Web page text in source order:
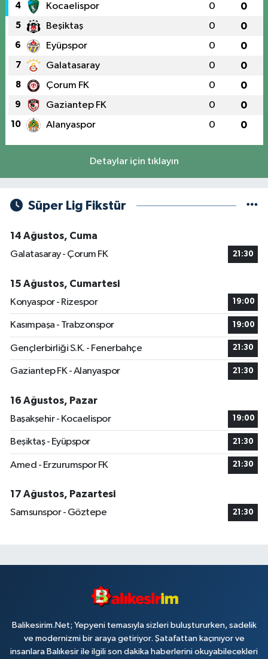
4 Kocaelispor 0 0
5 Beşiktaş 0 0
6 Eyüpspor 0 0
7 Galatasaray 0 0
8 Çorum FK 0 0
9 Gaziantep FK 0 0
10 Alanyaspor 0 0
Detaylar için tıklayın
Süper Lig Fikstür
14 Ağustos, Cuma
Galatasaray - Çorum FK
21:30
15 Ağustos, Cumartesi
Konyaspor - Rizespor
19:00
Kasımpaşa - Trabzonspor 19:00
Gençlerbirliği S.K. - Fenerbahçe 21:30
Gaziantep FK - Alanyaspor 21:30
16 Ağustos, Pazar
Başakşehir - Kocaelispor
19:00
Beşiktaş - Eyüpspor 21:30
Amed - Erzurumspor FK 21:30
17 Ağustos, Pazartesi
Samsunspor - Göztepe
21:30
Balikesirim.Net; Yepyeni temasıyla sizleri buluştururken, sadelik
ve modernizmi bir araya getiriyor. Şatafattan kaçınıyor ve
insanlara Balıkesir ile ilgili son dakika haberlerini okuyabilecekleri